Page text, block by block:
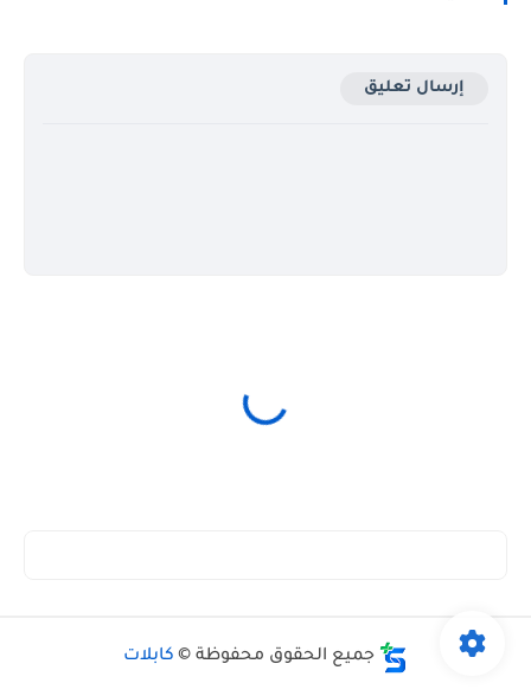
إرسال تعليق
جميع الحقوق محفوظة © كابلات